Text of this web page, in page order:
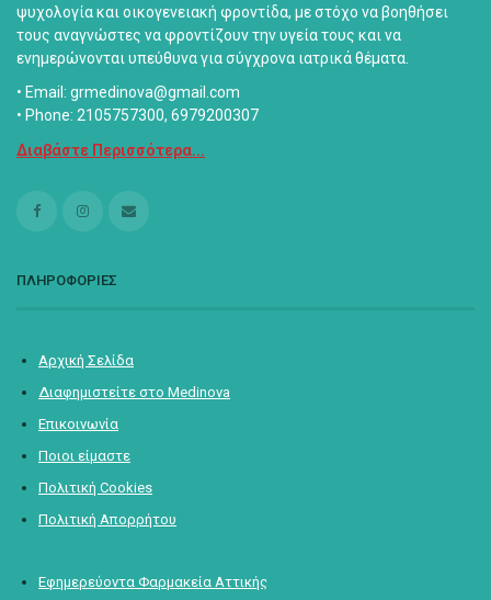
ψυχολογία και οικογενειακή φροντίδα, με στόχο να βοηθήσει
τους αναγνώστες να φροντίζουν την υγεία τους και να
ενημερώνονται υπεύθυνα για σύγχρονα ιατρικά θέματα.
• Email: grmedinova@gmail.com
• Phone: 2105757300, 6979200307
Διαβάστε Περισσότερα...
ΠΛΗΡΟΦΟΡΙΕΣ
Αρχική Σελίδα
Διαφημιστείτε στο Medinova
Επικοινωνία
Ποιοι είμαστε
Πολιτική Cookies
Πολιτική Απορρήτου
Εφημερεύοντα Φαρμακεία Αττικής